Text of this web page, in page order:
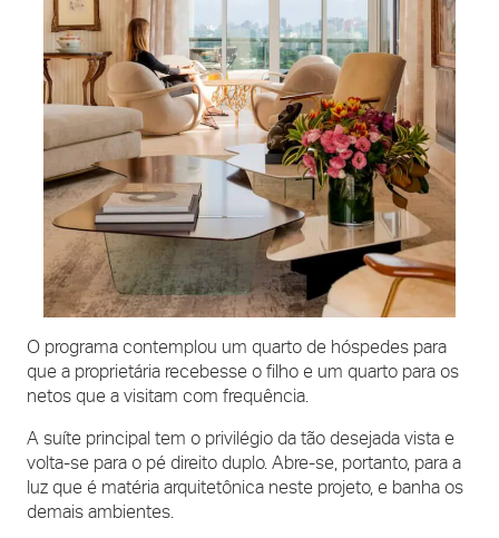
O programa contemplou um quarto de hóspedes para
que a proprietária recebesse o filho e um quarto para os
netos que a visitam com frequência.
A suíte principal tem o privilégio da tão desejada vista e
volta-se para o pé direito duplo. Abre-se, portanto, para a
luz que é matéria arquitetônica neste projeto, e banha os
demais ambientes.